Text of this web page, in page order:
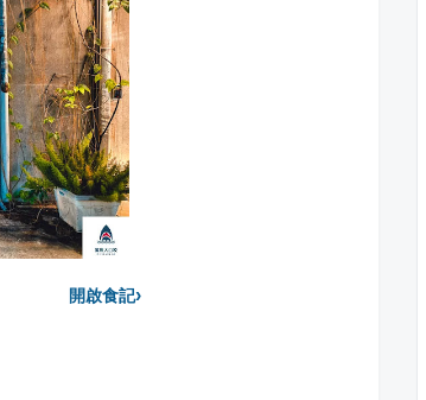
開啟食記›